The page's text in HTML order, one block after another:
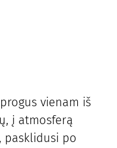
vienam iš
į atmosferą
pasklidusi po